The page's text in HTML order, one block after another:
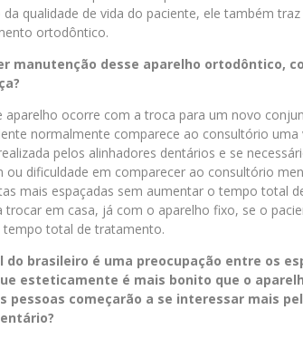
da qualidade de vida do paciente, ele também
ortodôntico.
manutenção desse aparelho ortodôntico,
aparelho ocorre com a troca para um novo
normalmente comparece ao consultório
pelos alinhadores dentários e se
ou dificuldade em comparecer ao consultório
mais espaçadas sem aumentar o tempo total
trocar em casa, já com o aparelho fixo, se o
total de tratamento.
do brasileiro é uma preocupação entre os
esteticamente é mais bonito que o
pessoas começarão a se interessar mais